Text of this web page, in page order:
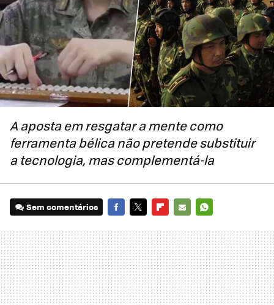
A aposta em resgatar a mente como
ferramenta bélica não pretende substituir
a tecnologia, mas complementá‑la
Sem comentários
MAIL